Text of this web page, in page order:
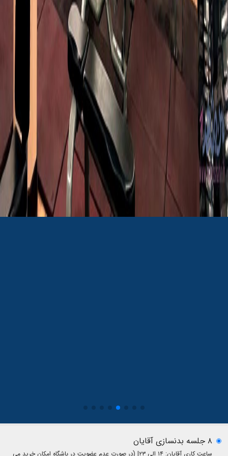
۸ جلسه بدنسازی آقایان
ساعت کاری آقایان: ۱۴ الی ۲۳| (در صورت عدم عضویت در باشگاه امکان خرید می